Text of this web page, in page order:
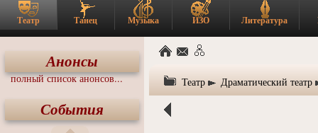
Театр Танец Музыка ИЗО Литература
Анонсы
полный список анонсов...
События
Театр Драматический театр